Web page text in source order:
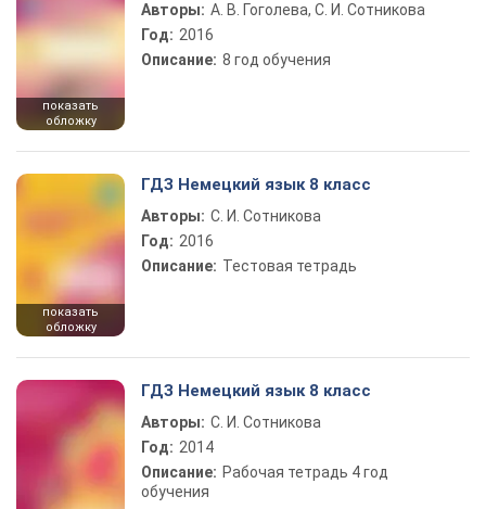
показать
обложку
Авторы: А. В. Гоголева, С. И. Сотникова
Год: 2016
Описание: 8 год обучения
показать
обложку
ГДЗ Немецкий язык 8 класс
Авторы: С. И. Сотникова
Год: 2016
Описание: Тестовая тетрадь
ГДЗ Немецкий язык 8 класс
Авторы: С. И. Сотникова
Год: 2014
Описание: Рабочая тетрадь 4 год
обучения